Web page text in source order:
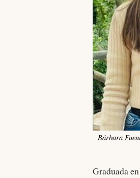
Bárbara
Graduada